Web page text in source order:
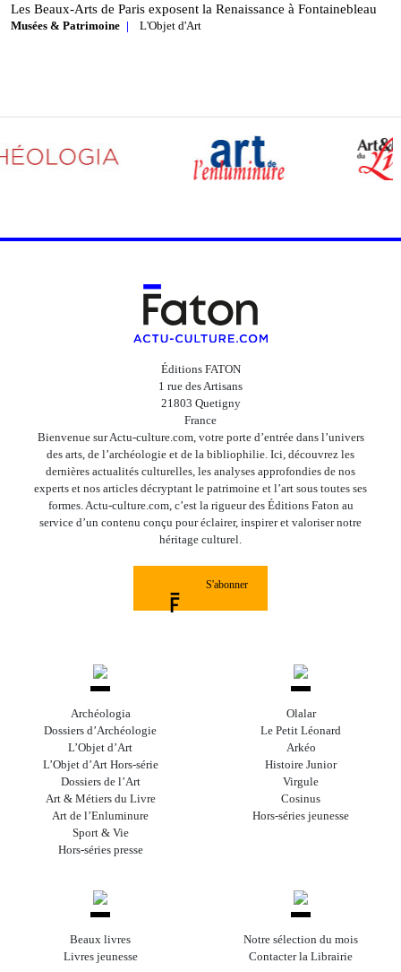
Les Beaux‑Arts de Paris exposent la Renaissance à Fontainebleau
Musées & Patrimoine L'Objet d'Art
Éditions FATON
1 rue des Artisans
21803 Quetigny
France
Bienvenue sur Actu-culture.com, votre porte d’entrée dans l’univers
des arts, de l’archéologie et de la bibliophilie. Ici, découvrez les
dernières actualités culturelles, les analyses approfondies de nos
experts et nos articles décryptant le patrimoine et l’art sous toutes ses
formes. Actu-culture.com, c’est la rigueur des Éditions Faton au
service d’un contenu conçu pour éclairer, inspirer et valoriser notre
héritage culturel.
S'abonner
Archéologia
Dossiers d’Archéologie
L’Objet d’Art
L’Objet d’Art Hors-série
Dossiers de l’Art
Art & Métiers du Livre
Art de l’Enluminure
Sport & Vie
Hors-séries presse
Olalar
Le Petit Léonard
Arkéo
Histoire Junior
Virgule
Cosinus
Hors-séries jeunesse
Beaux livres
Livres jeunesse
Notre sélection du mois
Contacter la Librairie